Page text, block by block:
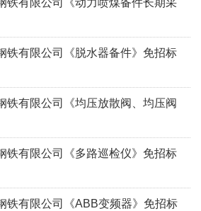
铁有限公司《动力喷煤备件长期采
铁有限公司《脱水器备件》免招标
铁有限公司《均压放散阀、均压阀
铁有限公司《多路巡检仪》免招标
铁有限公司《ABB变频器》免招标